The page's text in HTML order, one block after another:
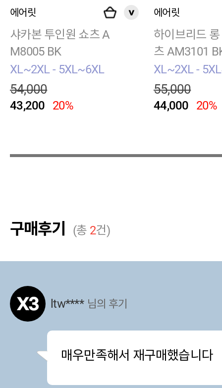
에어릿
샤카본 투인원 쇼츠 A
M8005 BK
XL~2XL - 5XL~6XL
54,000
43,200 20%
에어릿
하이브리드
츠 AM3101
XL~2XL -
55,000
44,000 20%
구매후기 (총 2건)
ltw**** 님의 후기
매우만족해서 재구매했습니다